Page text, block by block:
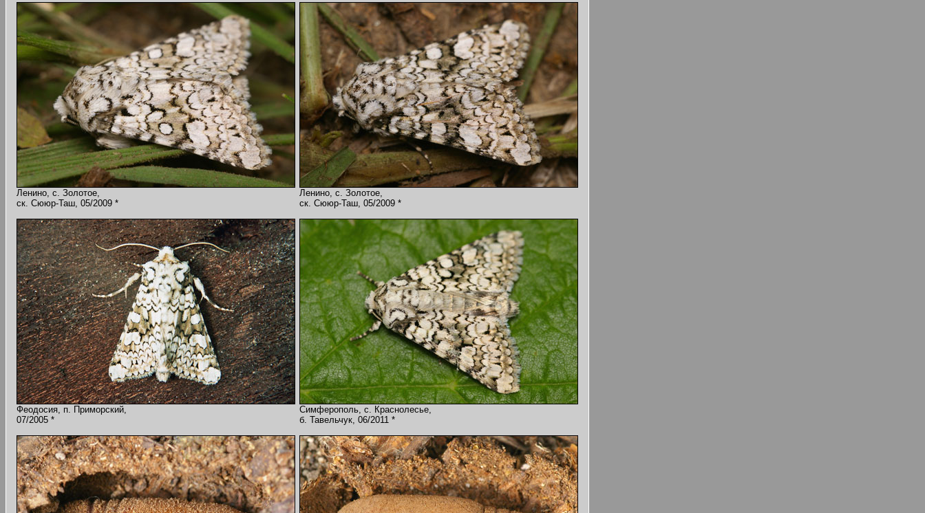
Ленино, с. Золотое,
ск. Сююр-Таш, 05/2009 *
Ленино, с. Золотое,
ск. Сююр-Таш, 05/2009 *
Феодосия, п. Приморский,
07/2005 *
Симферополь, с. Краснолесье,
б. Тавельчук, 06/2011 *